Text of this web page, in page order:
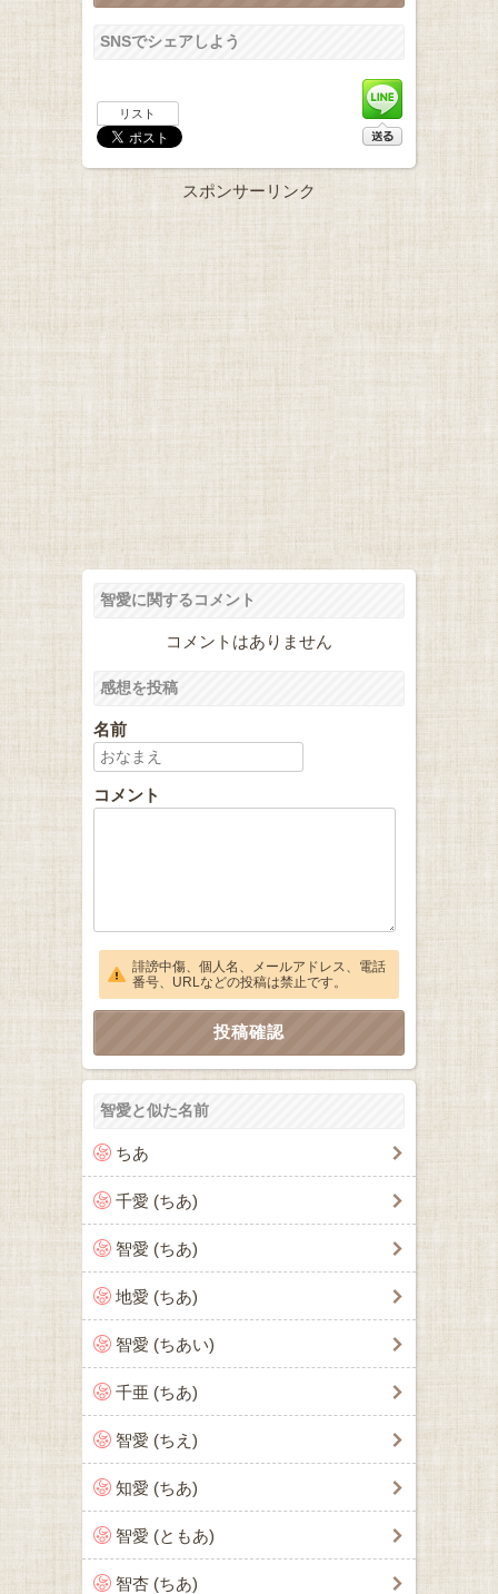
SNSでシェアしよう
リスト
スポンサーリンク
智愛に関するコメント
コメントはありません
感想を投稿
名前
コメント
誹謗中傷、個人名、メールアドレス、電話
番号、URLなどの投稿は禁止です。
智愛と似た名前
ちあ
千愛 (ちあ)
智愛 (ちあ)
地愛 (ちあ)
智愛 (ちあい)
千亜 (ちあ)
智愛 (ちえ)
知愛 (ちあ)
智愛 (ともあ)
智杏 (ちあ)